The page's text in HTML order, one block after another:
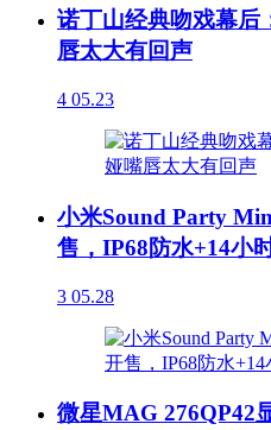
诺丁山经典吻戏幕后
唇太大有回声
4 05.23
小米Sound Party
售，IP68防水+14小
3 05.28
微星MAG 276QP42